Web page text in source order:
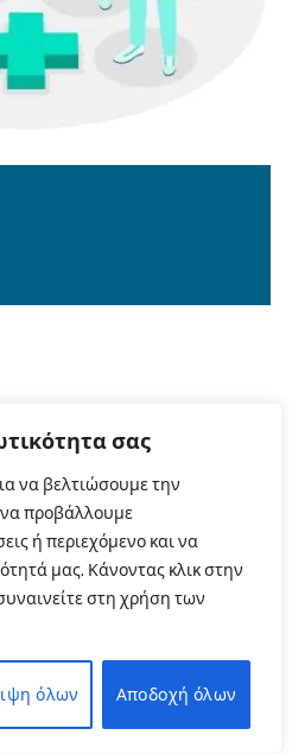
σας
να βελτιώσουμε την
να προβάλλουμε
ή περιεχόμενο και να
μας. Κάνοντας κλικ στην
στη χρήση των
όλων Αποδοχή όλων